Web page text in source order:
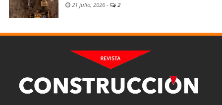
21 julio, 2026 - 2